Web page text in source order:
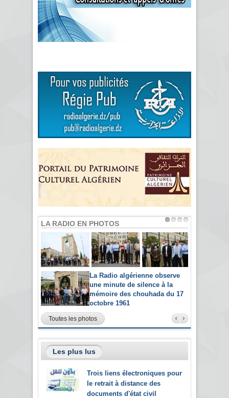
LA RADIO EN PHOTOS
La Radio algérienne observe
une minute de silence à la
mémoire des chouhada du 17
octobre 1961
Toutes les photos
Les plus lus
Trois liens électroniques pour
le retrait à distance des
documents d'état civil